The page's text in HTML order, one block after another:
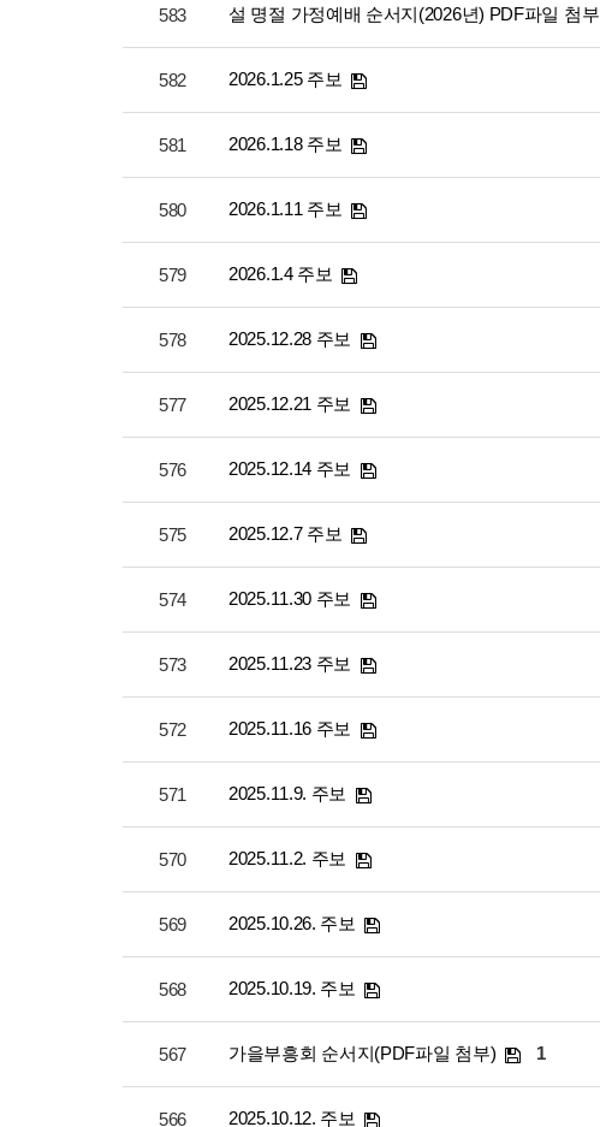
583 설 명절 가정예배 순서지(2026년) PDF파일 첨부
582 2026.1.25 주보
581 2026.1.18 주보
580 2026.1.11 주보
579 2026.1.4 주보
578 2025.12.28 주보
577 2025.12.21 주보
576 2025.12.14 주보
575 2025.12.7 주보
574 2025.11.30 주보
573 2025.11.23 주보
572 2025.11.16 주보
571 2025.11.9. 주보
570 2025.11.2. 주보
569 2025.10.26. 주보
568 2025.10.19. 주보
567 가을부흥회 순서지(PDF파일 첨부) 1
566 2025.10.12. 주보